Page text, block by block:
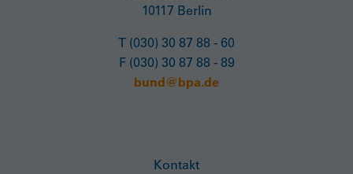
10117 Berlin
T (030) 30 87 88 - 60
F (030) 30 87 88 - 89
bund@bpa.de
Kontakt